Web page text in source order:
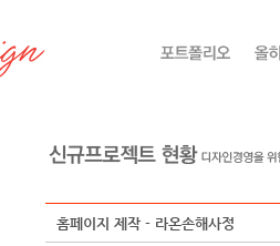
홈페이지 제작 - 라온손해사정